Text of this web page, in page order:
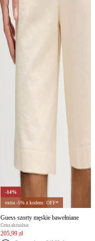
-14%
extra -5% z kodem: OFF*
Guess szorty męskie bawełniane
Cena aktualna:
205,99 zł